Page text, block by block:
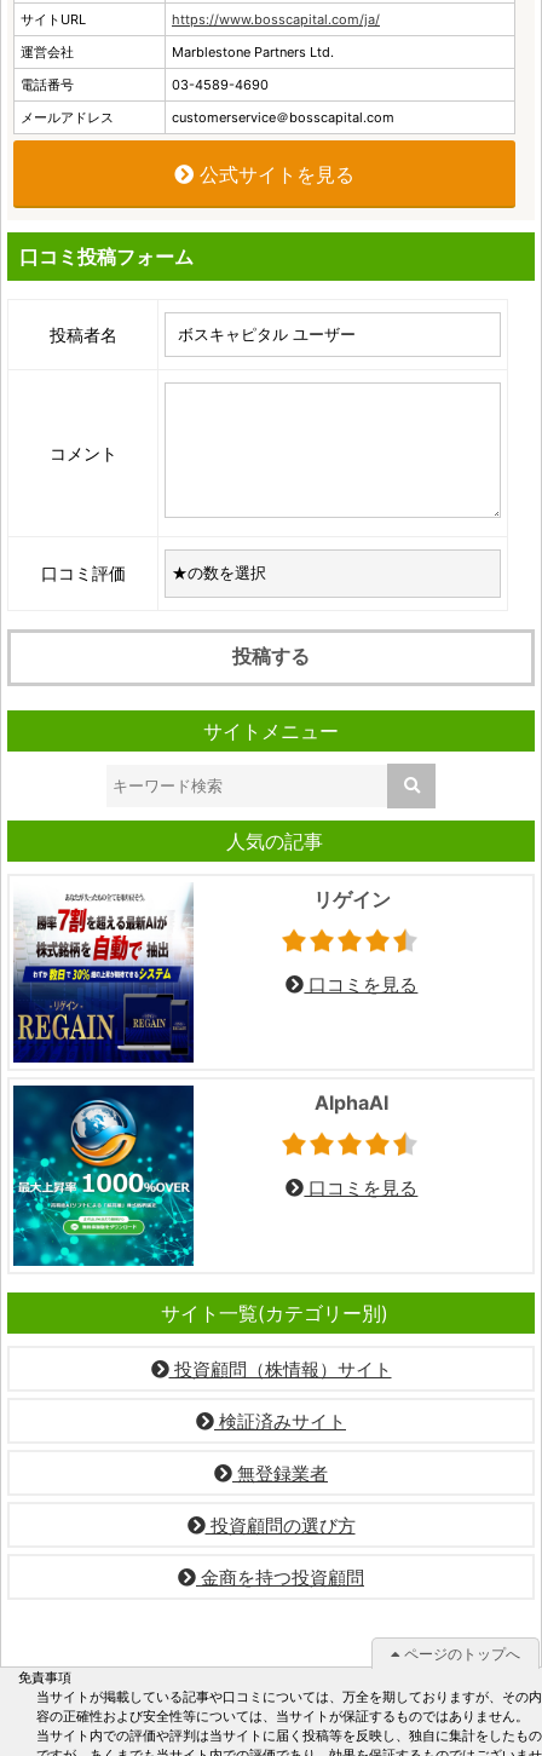
サイトURL
https://www.bosscapital.com/ja/
運営会社
Marblestone Partners Ltd.
電話番号
03-4589-4690
メールアドレス
customerservice＠bosscapital.com
公式サイトを見る
口コミ投稿フォーム
投稿者名
コメント
口コミ評価
サイトメニュー
人気の記事
リゲイン
口コミを見る
AlphaAI
口コミを見る
サイト一覧(カテゴリー別)
投資顧問（株情報）サイト
検証済みサイト
無登録業者
投資顧問の選び方
金商を持つ投資顧問
免責事項
当サイトが掲載している記事や口コミについては、万全を期しておりますが、その内
容の正確性および安全性等については、当サイトが保証するものではありません。
当サイト内での評価や評判は当サイトに届く投稿等を反映し、独自に集計をしたもの
ページのトップへ